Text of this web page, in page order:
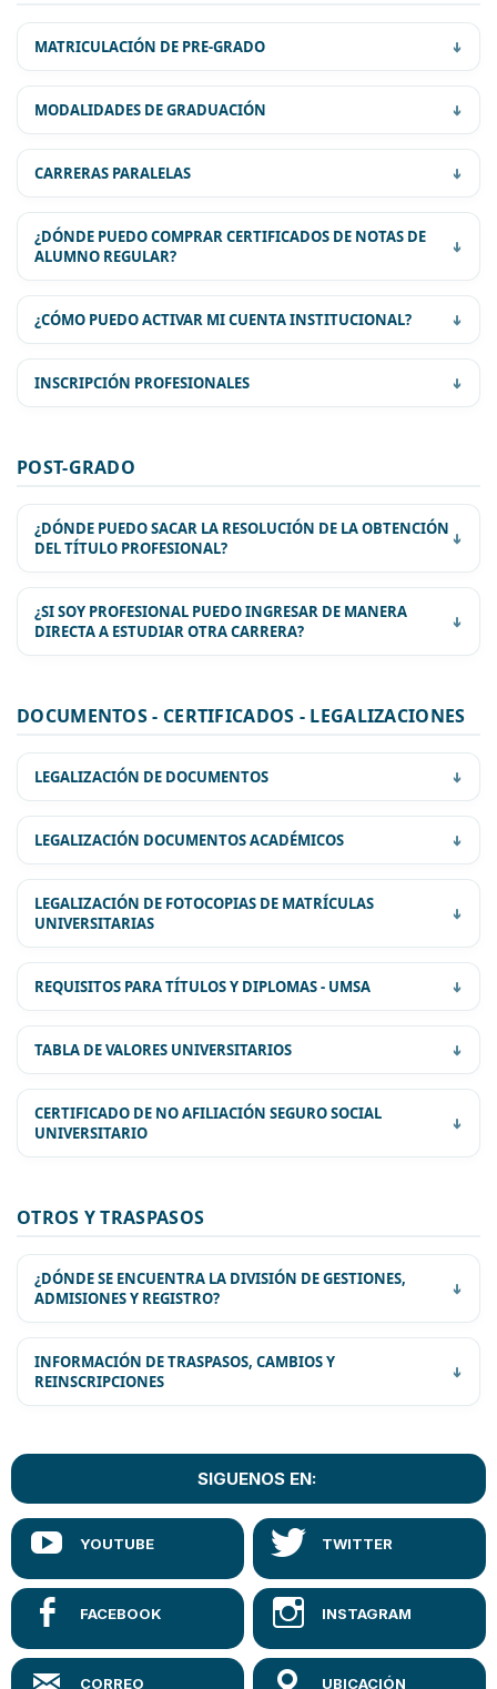
MATRICULACIÓN DE PRE-GRADO
CRONOGRAMA DE MATRICULACIÓN
GUÍA PARA LA MATRICULACIÓN DE ESTUDIANTES
MODALIDADES DE GRADUACIÓN
CARRERAS PARALELAS
¿DÓNDE PUEDO COMPRAR CERTIFICADOS DE NOTAS DE
ALUMNO REGULAR?
¿CÓMO PUEDO ACTIVAR MI CUENTA INSTITUCIONAL?
INSCRIPCIÓN PROFESIONALES
POST-GRADO
¿DÓNDE PUEDO SACAR LA RESOLUCIÓN DE LA OBTENCIÓN
DEL TÍTULO PROFESIONAL?
¿SI SOY PROFESIONAL PUEDO INGRESAR DE MANERA
DIRECTA A ESTUDIAR OTRA CARRERA?
REQUISITOS:
FORM. INSCRIPCIÓN DE ADMISIONES
ESPECIALES
100.-
VALOR DE MATRÍCULA UNIVERSITARIA
245.-
VALOR DE MATRÍCULA UNIVERSITARIA
(Maestros Normalistas)
Bs.
MULTA PARA REZAGADOS
DOCUMENTOS - CERTIFICADOS - LEGALIZACIONES
LEGALIZACIÓN DE DOCUMENTOS
LEGALIZACIÓN DOCUMENTOS ACADÉMICOS
COSTO DEL FORMULARIO DE
LEGALIZACION
80.-
COSTO DE CADA HOJA DE PROGRAMA
COSTO DE CERTIFICADO DE
CALIFICACIONES
LEGALIZACIÓN DE FOTOCOPIAS DE MATRÍCULAS
UNIVERSITARIAS
REQUISITOS PARA TÍTULOS Y DIPLOMAS - UMSA
TABLA DE VALORES UNIVERSITARIOS
CERTIFICADO DE NO AFILIACIÓN SEGURO SOCIAL
UNIVERSITARIO
OTROS Y TRASPASOS
¿DÓNDE SE ENCUENTRA LA DIVISIÓN DE GESTIONES,
ADMISIONES Y REGISTRO?
INFORMACIÓN DE TRASPASOS, CAMBIOS Y
REINSCRIPCIONES
SIGUENOS EN: